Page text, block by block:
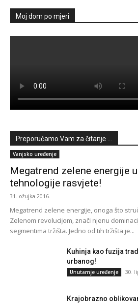
Moj dom po mjeri
Preporučamo Vam za čitanje ...
Vanjsko uređenje
Megatrend zelene energije
tehnologije rasvjete!
31. ožujka 2016.
Megatrend zelene energije, onoga što
Zelenom revolucijom, znači njenu
segmentima tržišta. Jedno od tih tržišta je...
Kuhinja kao fuzija
urbanog!
Unutarnje uređenje 30.
Krajobrazno